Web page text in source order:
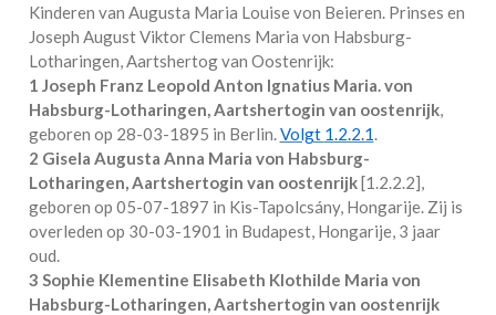
Kinderen van Augusta Maria Louise von Beieren. Prinses en
Joseph August Viktor Clemens Maria von Habsburg-
Lotharingen, Aartshertog van Oostenrijk:
1 Joseph Franz Leopold Anton Ignatius Maria. von
Habsburg-Lotharingen, Aartshertogin van oostenrijk,
geboren op 28-03-1895 in Berlin.Volgt 1.2.2.1.
2 Gisela Augusta Anna Maria von Habsburg-
Lotharingen, Aartshertogin van oostenrijk[1.2.2.2],
geboren op 05-07-1897 in Kis-Tapolcsány, Hongarije. Zij is
overleden op 30-03-1901 in Budapest, Hongarije, 3 jaar
oud.
3 Sophie Klementine Elisabeth Klothilde Maria von
Habsburg-Lotharingen, Aartshertogin van oostenrijk